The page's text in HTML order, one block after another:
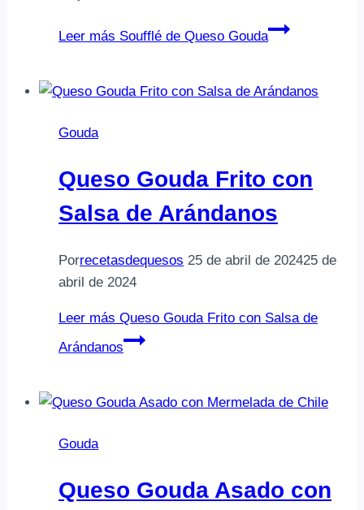
Leer más Soufflé de Queso Gouda
Gouda
Queso Gouda Frito con
Salsa de Arándanos
Porrecetasdequesos 25 de abril de 202425 de
abril de 2024
Leer más Queso Gouda Frito con Salsa de
Arándanos
Gouda
Queso Gouda Asado con